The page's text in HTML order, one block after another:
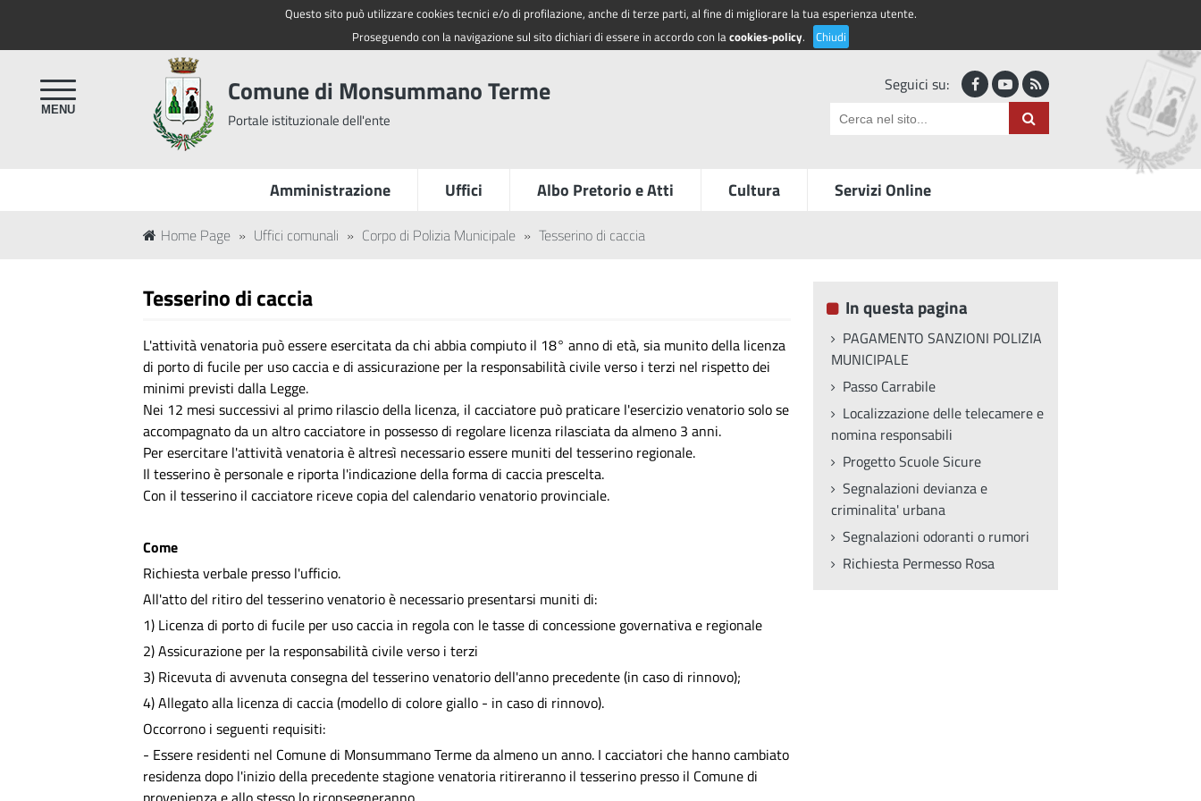
Questo sito può utilizzare cookies tecnici e/o di profilazione, anche di terze parti, al fine di migliorare la tua esperienza utente.
Proseguendo con la navigazione sul sito dichiari di essere in accordo con lacookies-policy. Chiudi
Seguici su:
Comune di Monsummano Terme
Portale istituzionale dell'ente
Amministrazione Uffici Albo Pretorio e Atti Cultura Servizi Online
Home Page » Uffici comunali » Corpo di Polizia Municipale » Tesserino di caccia
Tesserino di caccia
L'attività venatoria può essere esercitata da chi abbia compiuto il 18° anno di età, sia munito della licenza
di porto di fucile per uso caccia e di assicurazione per la responsabilità civile verso i terzi nel rispetto dei
minimi previsti dalla Legge.
Nei 12 mesi successivi al primo rilascio della licenza, il cacciatore può praticare l'esercizio venatorio solo se
accompagnato da un altro cacciatore in possesso di regolare licenza rilasciata da almeno 3 anni.
Per esercitare l'attività venatoria è altresì necessario essere muniti del tesserino regionale.
Il tesserino è personale e riporta l'indicazione della forma di caccia prescelta.
Con il tesserino il cacciatore riceve copia del calendario venatorio provinciale.
Come
Richiesta verbale presso l'ufficio.
All'atto del ritiro del tesserino venatorio è necessario presentarsi muniti di:
1) Licenza di porto di fucile per uso caccia in regola con le tasse di concessione governativa e regionale
2) Assicurazione per la responsabilità civile verso i terzi
3) Ricevuta di avvenuta consegna del tesserino venatorio dell'anno precedente (in caso di rinnovo);
4) Allegato alla licenza di caccia (modello di colore giallo - in caso di rinnovo).
Occorrono i seguenti requisiti:
- Essere residenti nel Comune di Monsummano Terme da almeno un anno. I cacciatori che hanno cambiato
residenza dopo l'inizio della precedente stagione venatoria ritireranno il tesserino presso il Comune di
In questa pagina
PAGAMENTO SANZIONI POLIZIA
MUNICIPALE
Passo Carrabile
Localizzazione delle telecamere e
nomina responsabili
Progetto Scuole Sicure
Segnalazioni devianza e
criminalita' urbana
Segnalazioni odoranti o rumori
Richiesta Permesso Rosa